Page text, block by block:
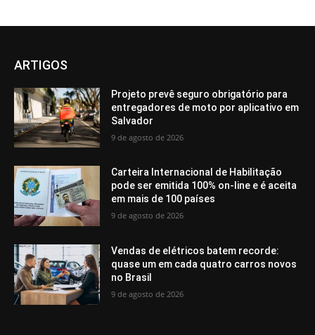
ARTIGOS
Projeto prevê seguro obrigatório para
entregadores de moto por aplicativo em
Salvador
9 de agosto de 2026
Carteira Internacional de Habilitação
pode ser emitida 100% on-line e é aceita
em mais de 100 países
9 de agosto de 2026
Vendas de elétricos batem recorde:
quase um em cada quatro carros novos
no Brasil
9 de agosto de 2026